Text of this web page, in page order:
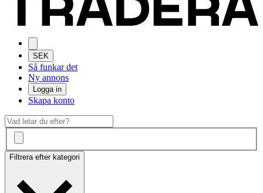
SEK
Så funkar det
Ny annons
Logga in
Skapa konto
Filtrera efter kategori